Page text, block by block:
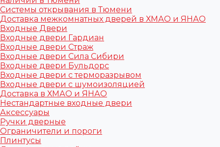
Системы открывания в Тюмени
Доставка межкомнатных дверей в ХМАО и ЯНАО
Входные Двери
Входные двери Гардиан
Входные двери Страж
Входные двери Сила Сибири
Входные двери Бульдорс
Входные двери с терморазрывом
Входные двери с шумоизоляцией
Доставка в ХМАО и ЯНАО
Нестандартные входные двери
Аксессуары
Ручки дверные
Ограничители и пороги
Плинтусы